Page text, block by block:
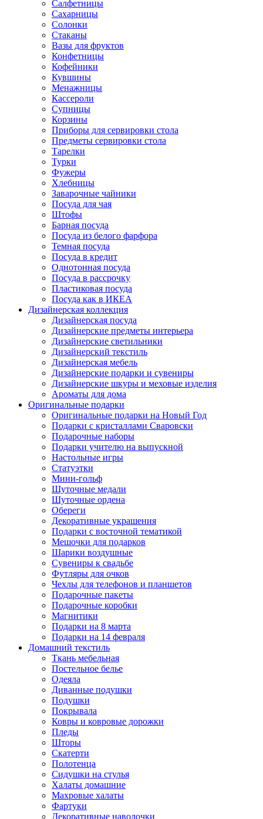
Салфетницы
Сахарницы
Солонки
Стаканы
Вазы для фруктов
Конфетницы
Кофейники
Кувшины
Менажницы
Кассероли
Супницы
Корзины
Приборы для сервировки стола
Предметы сервировки стола
Тарелки
Турки
Фужеры
Хлебницы
Заварочные чайники
Посуда для чая
Штофы
Барная посуда
Посуда из белого фарфора
Темная посуда
Посуда в кредит
Однотонная посуда
Посуда в рассрочку
Пластиковая посуда
Посуда как в ИКЕА
Дизайнерская коллекция
Дизайнерская посуда
Дизайнерские предметы интерьера
Дизайнерские светильники
Дизайнерский текстиль
Дизайнерская мебель
Дизайнерские подарки и сувениры
Дизайнерские шкуры и меховые изделия
Ароматы для дома
Оригинальные подарки
Оригинальные подарки на Новый Год
Подарки с кристаллами Сваровски
Подарочные наборы
Подарки учителю на выпускной
Настольные игры
Статуэтки
Мини-гольф
Шуточные медали
Шуточные ордена
Обереги
Декоративные украшения
Подарки с восточной тематикой
Мешочки для подарков
Шарики воздушные
Сувениры к свадьбе
Футляры для очков
Чехлы для телефонов и планшетов
Подарочные пакеты
Подарочные коробки
Магнитики
Подарки на 8 марта
Подарки на 14 февраля
Домашний текстиль
Ткань мебельная
Постельное белье
Одеяла
Диванные подушки
Подушки
Покрывала
Ковры и ковровые дорожки
Пледы
Шторы
Скатерти
Полотенца
Сидушки на стулья
Халаты домашние
Махровые халаты
Фартуки
Декоративные наволочки